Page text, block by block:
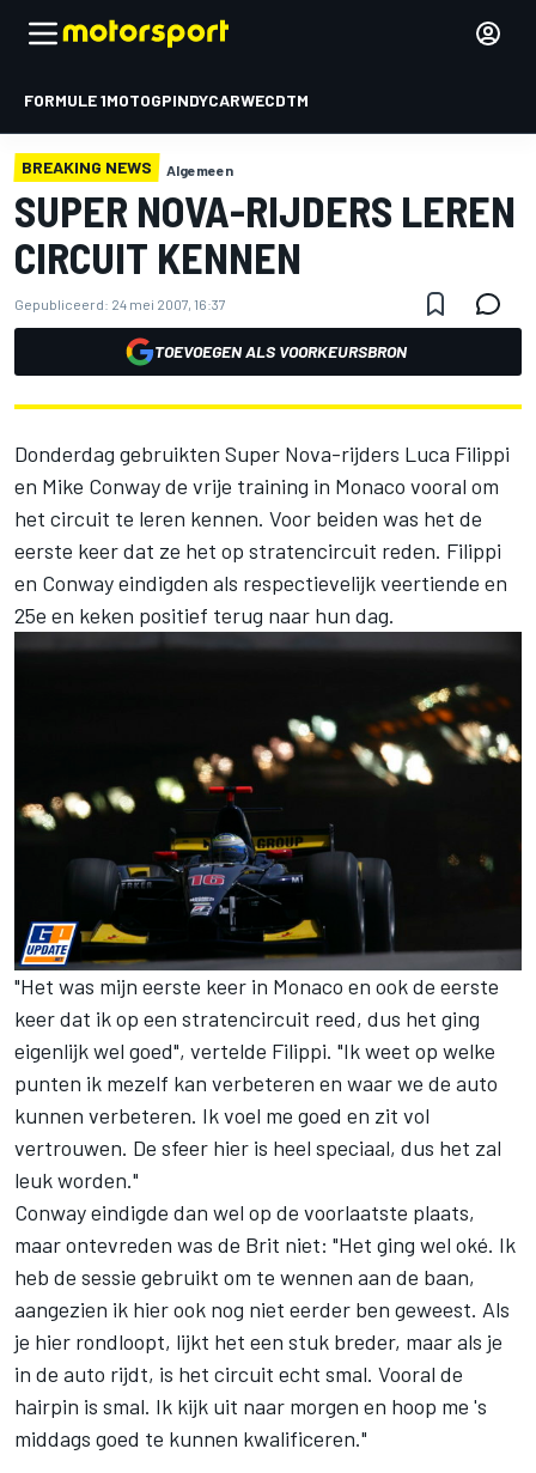
FORMULE 1MOTOGPINDYCARWECDTM
BREAKING NEWS Algemeen
SUPER NOVA-RIJDERS LEREN
CIRCUIT KENNEN
Gepubliceerd: 24 mei 2007, 16:37
TOEVOEGEN ALS VOORKEURSBRON
Donderdag gebruikten Super Nova-rijders Luca Filippi
en Mike Conway de vrije training in Monaco vooral om
het circuit te leren kennen. Voor beiden was het de
eerste keer dat ze het op stratencircuit reden. Filippi
en Conway eindigden als respectievelijk veertiende en
25e en keken positief terug naar hun dag.
"Het was mijn eerste keer in Monaco en ook de eerste
keer dat ik op een stratencircuit reed, dus het ging
eigenlijk wel goed", vertelde Filippi. "Ik weet op welke
punten ik mezelf kan verbeteren en waar we de auto
kunnen verbeteren. Ik voel me goed en zit vol
vertrouwen. De sfeer hier is heel speciaal, dus het zal
leuk worden."
Conway eindigde dan wel op de voorlaatste plaats,
maar ontevreden was de Brit niet: "Het ging wel oké. Ik
heb de sessie gebruikt om te wennen aan de baan,
aangezien ik hier ook nog niet eerder ben geweest. Als
je hier rondloopt, lijkt het een stuk breder, maar als je
in de auto rijdt, is het circuit echt smal. Vooral de
hairpin is smal. Ik kijk uit naar morgen en hoop me 's
middags goed te kunnen kwalificeren."